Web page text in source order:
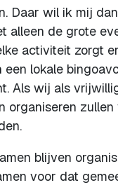
Daar wil ik mij
alleen de grote
activiteit zorgt
een lokale
Als wij als
organiseren
blijven
voor dat